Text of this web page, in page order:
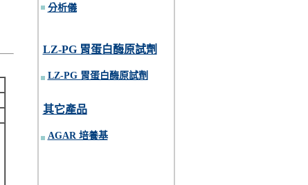
分析儀
LZ-PG 胃蛋白酶原試劑
LZ-PG 胃蛋白酶原試劑
其它產品
AGAR 培養基